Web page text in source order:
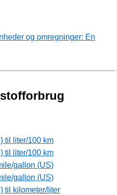
og omregninger: En
til liter/100 km
til liter/100 km
gallon (US)
gallon (US)
til kilometer/liter